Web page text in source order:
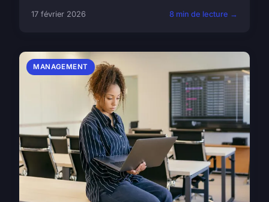
17 février 2026 8 min de lecture →
MANAGEMENT